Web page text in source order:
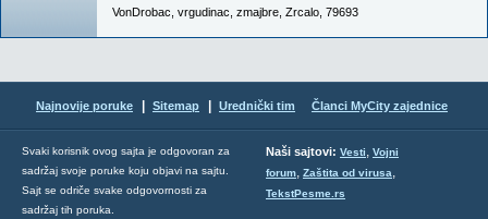
VonDrobac vrgudinac zmajbre Zrcalo 79693
Najnovije poruke Sitemap Urednički tim Članci MyCity zajednice
Svaki korisnik ovog sajta je odgovoran za
sadržaj svoje poruke koju objavi na sajtu.
Sajt se odriče svake odgovornosti za
sadržaj tih poruka.
Naši sajtovi: Vesti, Vojni
forum, Zaštita od virusa,
TekstPesme.rs